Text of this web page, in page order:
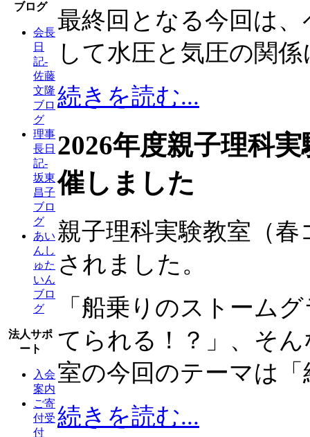
ブログ
会長
日
記-
佐藤
文隆
ブロ
グ
理事
長日
記-
坂東
昌子
ブロ
グ
あい
んし
ゅた
いん
ブロ
グ
法人サポ
ート
入会
案内
ご寄
付受
付
最終回となる今回は
して水圧と気圧の関
続きを読む...
2026年度親子理科
催しました
親子理科実験教室（
されました。
「船乗りのストーム
てられる！？」、そ
室の今回のテーマは
続きを読む...